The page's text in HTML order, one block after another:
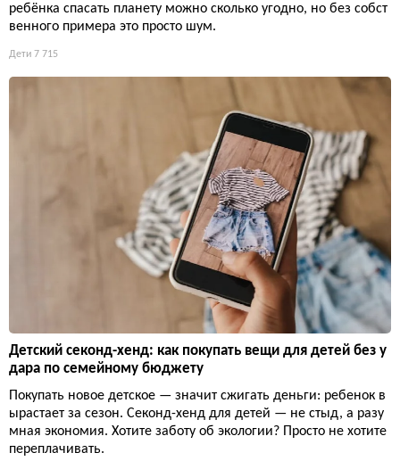
ребёнка спасать планету можно сколько угодно, но без собст
венного примера это просто шум.
Дети 7 715
Детский секонд-хенд: как покупать вещи для детей без у
дара по семейному бюджету
Покупать новое детское — значит сжигать деньги: ребенок в
ырастает за сезон. Секонд-хенд для детей — не стыд, а разу
мная экономия. Хотите заботу об экологии? Просто не хотите
переплачивать.